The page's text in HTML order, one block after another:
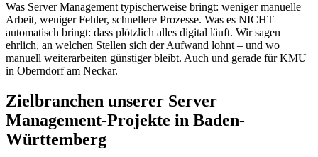
Was Server Management typischerweise bringt: weniger manuelle
Arbeit, weniger Fehler, schnellere Prozesse. Was es NICHT
automatisch bringt: dass plötzlich alles digital läuft. Wir sagen
ehrlich, an welchen Stellen sich der Aufwand lohnt – und wo
manuell weiterarbeiten günstiger bleibt. Auch und gerade für KMU
in Oberndorf am Neckar.
Zielbranchen unserer Server
Management-Projekte in Baden-
Württemberg